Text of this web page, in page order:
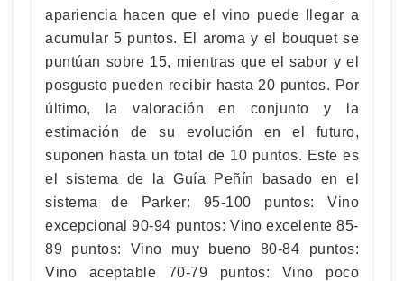
apariencia hacen que el vino puede llegar a
acumular 5 puntos. El aroma y el bouquet se
puntúan sobre 15, mientras que el sabor y el
posgusto pueden recibir hasta 20 puntos. Por
último, la valoración en conjunto y la
estimación de su evolución en el futuro,
suponen hasta un total de 10 puntos. Este es
el sistema de la Guía Peñín basado en el
sistema de Parker: 95-100 puntos: Vino
excepcional 90-94 puntos: Vino excelente 85-
89 puntos: Vino muy bueno 80-84 puntos:
Vino aceptable 70-79 puntos: Vino poco